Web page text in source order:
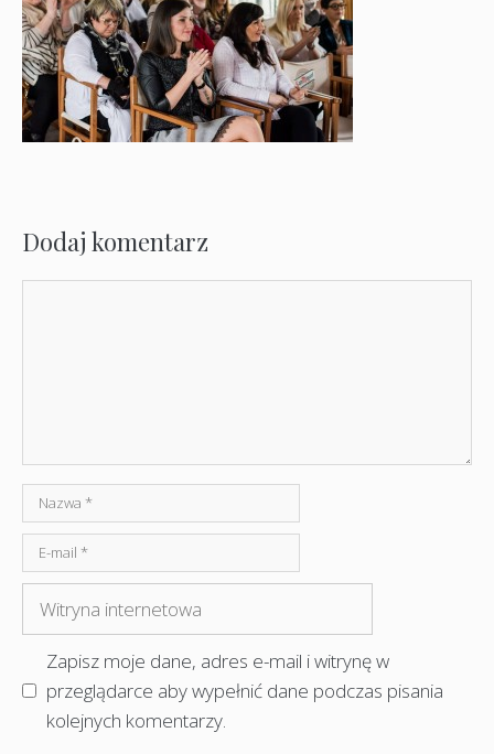
Dodaj komentarz
Nazwa
mail
internetowa
Zapisz moje dane, adres e-mail i witrynę w
przeglądarce aby wypełnić dane podczas pisania
kolejnych komentarzy.